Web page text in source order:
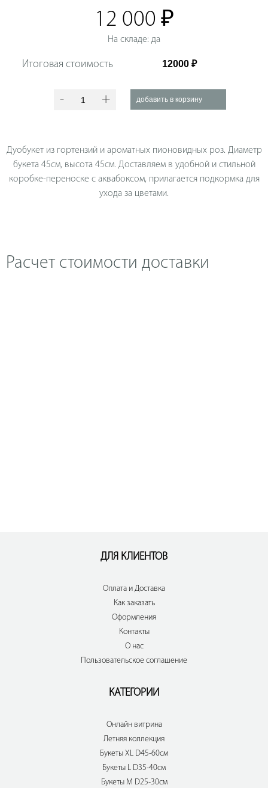
12 000 ₽
На складе: да
Итоговая стоимость
- +
Дуобукет из гортензий и ароматных пионовидных роз. Диаметр
букета 45см, высота 45см. Доставляем в удобной и стильной
коробке-переноске с аквабоксом, прилагается подкормка для
ухода за цветами.
Расчет стоимости доставки
ДЛЯ КЛИЕНТОВ
Оплата и Доставка
Как заказать
Оформления
Контакты
О нас
Пользовательское соглашение
КАТЕГОРИИ
Онлайн витрина
Летняя коллекция
Букеты XL D45-60см
Букеты L D35-40см
Букеты M D25-30см